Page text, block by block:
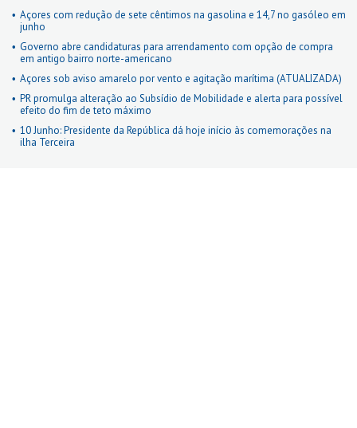
Açores com redução de sete cêntimos na gasolina e 14,7 no gasóleo em
junho
Governo abre candidaturas para arrendamento com opção de compra
em antigo bairro norte-americano
Açores sob aviso amarelo por vento e agitação marítima (ATUALIZADA)
PR promulga alteração ao Subsídio de Mobilidade e alerta para possível
efeito do fim de teto máximo
10 Junho: Presidente da República dá hoje início às comemorações na
ilha Terceira